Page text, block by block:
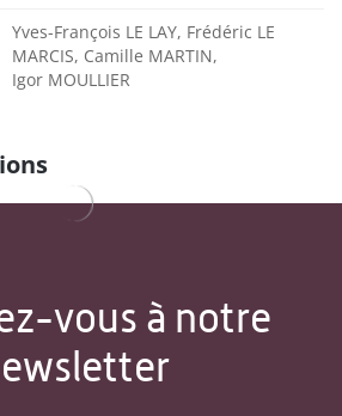
Yves-François LE LAY, Frédéric LE
MARCIS, Camille MARTIN,
Igor MOULLIER
vous à notre